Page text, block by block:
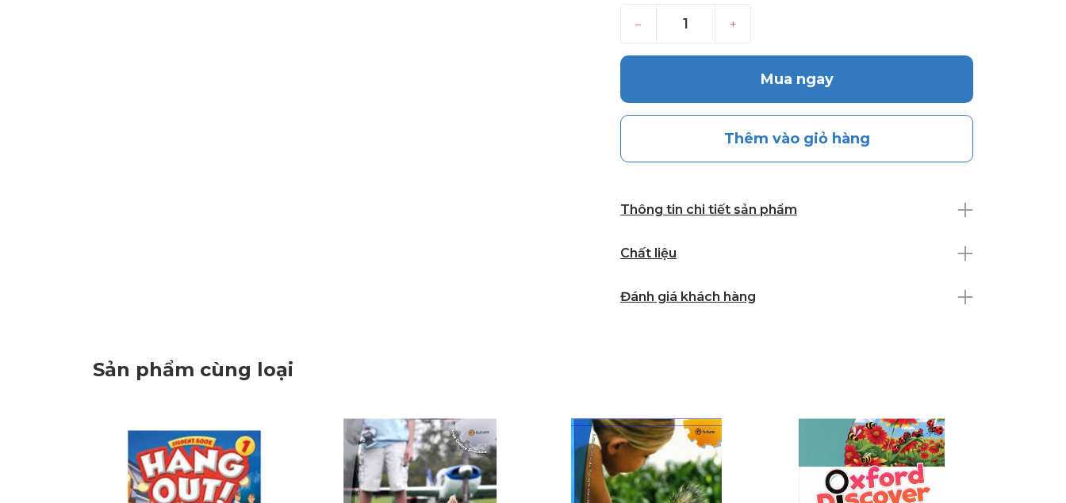
– +
Mua ngay
Thêm vào giỏ hàng
Thông tin chi tiết sản phẩm
Chất liệu
Đánh giá khách hàng
Sản phẩm cùng loại